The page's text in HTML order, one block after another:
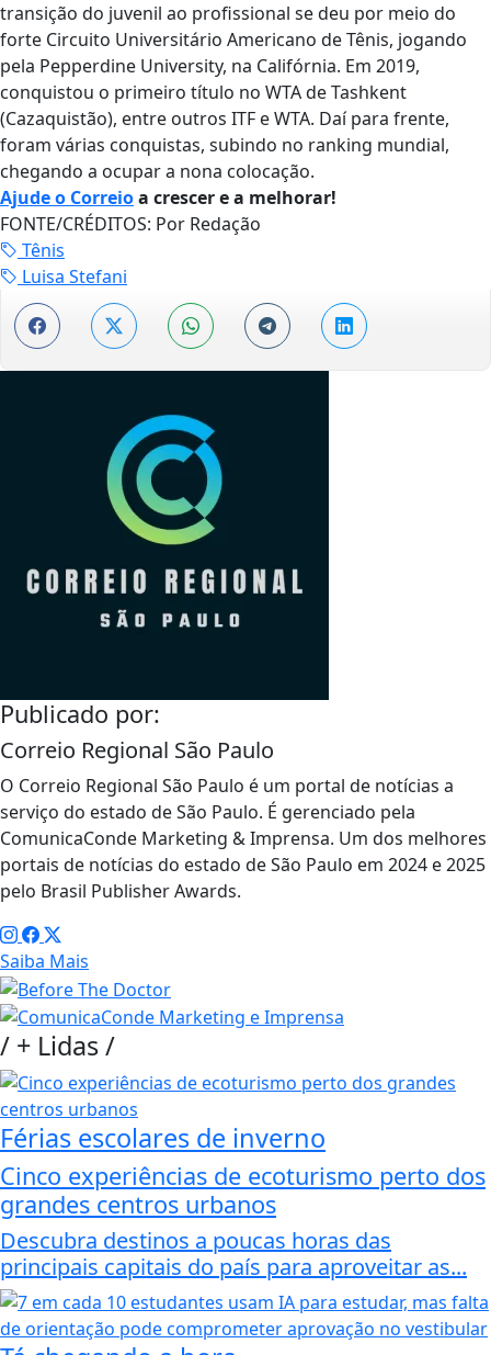
transição do juvenil ao profissional se deu por meio do
forte Circuito Universitário Americano de Tênis, jogando
pela Pepperdine University, na Califórnia. Em 2019,
conquistou o primeiro título no WTA de Tashkent
(Cazaquistão), entre outros ITF e WTA. Daí para frente,
foram várias conquistas, subindo no ranking mundial,
chegando a ocupar a nona colocação.
Ajude o Correioa crescer e a melhorar!
FONTE/CRÉDITOS: Por Redação
Tênis
Luisa Stefani
Publicado por:
Correio Regional São Paulo
O Correio Regional São Paulo é um portal de notícias a
serviço do estado de São Paulo. É gerenciado pela
ComunicaConde Marketing & Imprensa. Um dos melhores
portais de notícias do estado de São Paulo em 2024 e 2025
pelo Brasil Publisher Awards.
Saiba Mais
/ + Lidas/
Férias escolares de inverno
Cinco experiências de ecoturismo perto dos
grandes centros urbanos
Descubra destinos a poucas horas das
principais capitais do país para aproveitar as...